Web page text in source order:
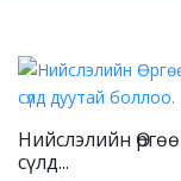
Нийслэлийн
сүлд...